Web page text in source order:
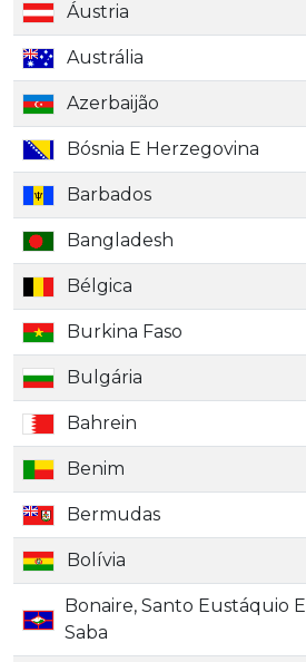
Áustria
Austrália
Azerbaijão
Bósnia E Herzegovina
Barbados
Bangladesh
Bélgica
Burkina Faso
Bulgária
Bahrein
Benim
Bermudas
Bolívia
Bonaire, Santo Eustáquio E
Saba